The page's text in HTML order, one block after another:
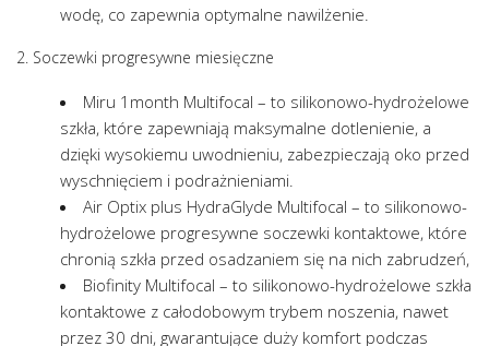
wodę, co zapewnia optymalne nawilżenie.
2. Soczewki progresywne miesięczne
Miru 1month Multifocal – to silikonowo-hydrożelowe
szkła, które zapewniają maksymalne dotlenienie, a
dzięki wysokiemu uwodnieniu, zabezpieczają oko przed
wyschnięciem i podrażnieniami.
Air Optix plus HydraGlyde Multifocal – to silikonowo-
hydrożelowe progresywne soczewki kontaktowe, które
chronią szkła przed osadzaniem się na nich zabrudzeń,
Biofinity Multifocal – to silikonowo-hydrożelowe szkła
kontaktowe z całodobowym trybem noszenia, nawet
przez 30 dni, gwarantujące duży komfort podczas